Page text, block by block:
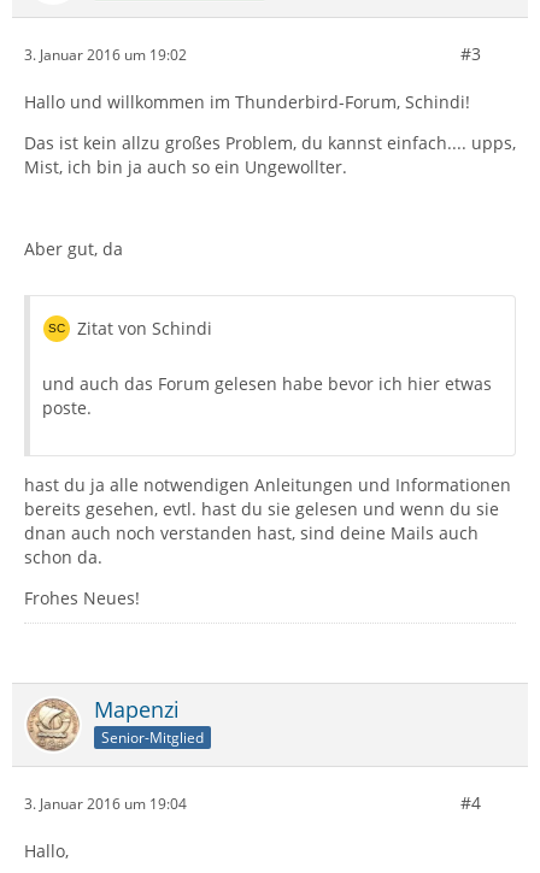
3. Januar 2016 um 19:02 #3
Hallo und willkommen im Thunderbird-Forum, Schindi!
Das ist kein allzu großes Problem, du kannst einfach.... upps,
Mist, ich bin ja auch so ein Ungewollter.
Aber gut, da
Zitat von Schindi
und auch das Forum gelesen habe bevor ich hier etwas
poste.
hast du ja alle notwendigen Anleitungen und Informationen
bereits gesehen, evtl. hast du sie gelesen und wenn du sie
dnan auch noch verstanden hast, sind deine Mails auch
schon da.
Frohes Neues!
Mapenzi
Senior-Mitglied
3. Januar 2016 um 19:04 #4
Hallo,